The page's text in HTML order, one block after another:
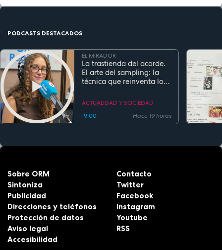
PODCASTS DESTACADOS
EL MIRADOR
La trastienda del acorde.
El arte del sampling: la
técnica que reinventa los
actual
ACTUALIDAD Y SOCIEDAD
19:00
Hace 19 horas
Sobre ORM
Sintoniza
Publicidad
Direcciones y teléfonos
Protección de datos
Aviso legal
Accesibilidad
Contacto
Twitter
Facebook
Instagram
Youtube
RSS